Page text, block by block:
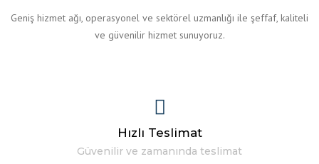
Geniş hizmet ağı, operasyonel ve sektörel uzmanlığı ile şeffaf, kaliteli
ve güvenilir hizmet sunuyoruz.
Hızlı Teslimat
Güvenilir ve zamanında teslimat